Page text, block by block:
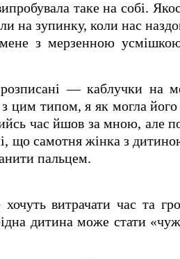
таке на собі.
зупинку, коли нас
з мерзенною
— каблучки на
цим типом, я як могла
час йшов за мною, але
що самотня жінка з
пальцем.
хочуть витрачати час та
дитина може стати